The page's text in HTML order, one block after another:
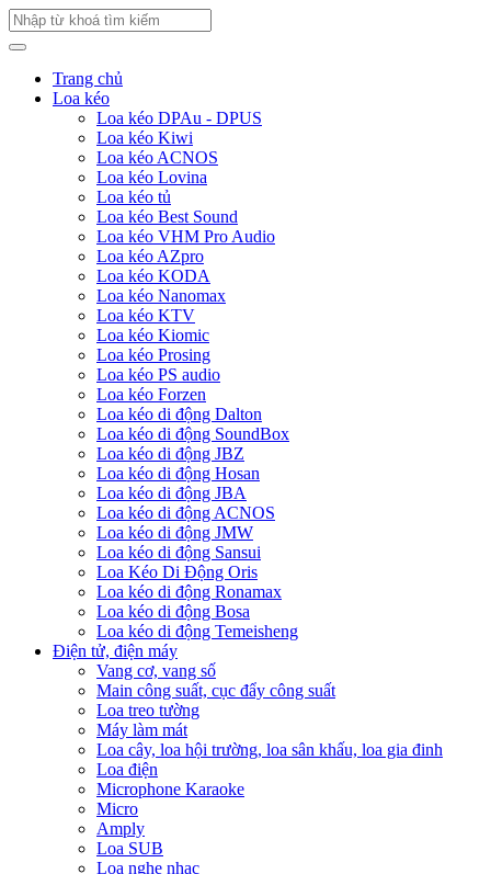
Trang chủ
Loa kéo
Loa kéo DPAu - DPUS
Loa kéo Kiwi
Loa kéo ACNOS
Loa kéo Lovina
Loa kéo tủ
Loa kéo Best Sound
Loa kéo VHM Pro Audio
Loa kéo AZpro
Loa kéo KODA
Loa kéo Nanomax
Loa kéo KTV
Loa kéo Kiomic
Loa kéo Prosing
Loa kéo PS audio
Loa kéo Forzen
Loa kéo di động Dalton
Loa kéo di động SoundBox
Loa kéo di động JBZ
Loa kéo di động Hosan
Loa kéo di động JBA
Loa kéo di động ACNOS
Loa kéo di động JMW
Loa kéo di động Sansui
Loa Kéo Di Động Oris
Loa kéo di động Ronamax
Loa kéo di động Bosa
Loa kéo di động Temeisheng
Điện tử, điện máy
Vang cơ, vang số
Main công suất, cục đẩy công suất
Loa treo tường
Máy làm mát
Loa cây, loa hội trường, loa sân khấu, loa gia đinh
Loa điện
Microphone Karaoke
Micro
Amply
Loa SUB
Loa nghe nhạc